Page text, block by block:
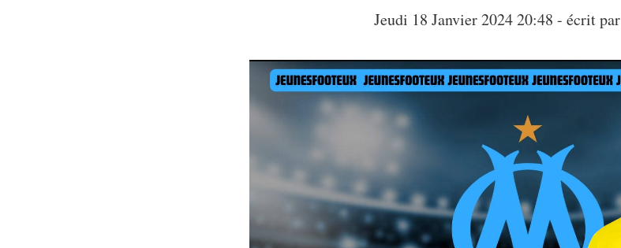
Jeudi 18 Janvier 2024 20:48 - écrit par